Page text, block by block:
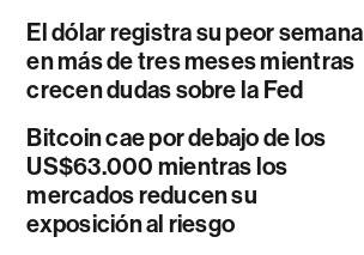
El dólar registra su peor semana
en más de tres meses mientras
crecen dudas sobre la Fed
Bitcoin cae por debajo de los
US$63.000 mientras los
mercados reducen su
exposición al riesgo